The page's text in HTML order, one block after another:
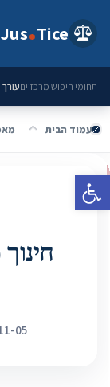
פתח סרגל נגישות
Jus Tice
תחומי חיפוש מרכזייםעורך
עמוד הבית
05